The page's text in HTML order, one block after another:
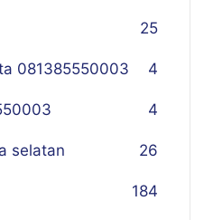
25
081385550003 4
4
selatan 26
184